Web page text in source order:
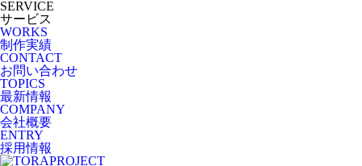
SERVICE
サービス
WORKS
制作実績
CONTACT
お問い合わせ
TOPICS
最新情報
COMPANY
会社概要
ENTRY
採用情報